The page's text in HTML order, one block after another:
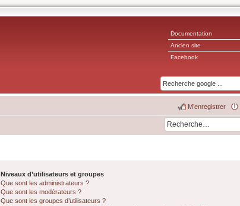
Documentation
Ancien site
Facebook
M’enregistrer
Niveaux d’utilisateurs et groupes
Que sont les administrateurs ?
Que sont les modérateurs ?
Que sont les groupes d’utilisateurs ?